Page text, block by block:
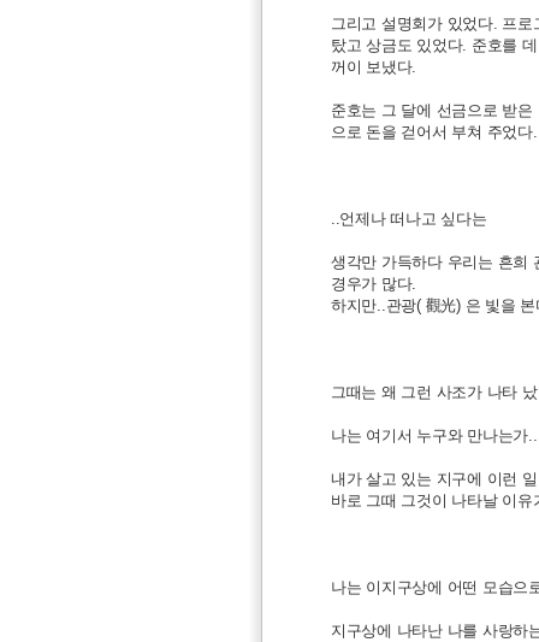
그리고 설명회가 있었다. 프
탔고 상금도 있었다. 준호를
꺼이 보냈다.
준호는 그 달에 선금으로 받
으로 돈을 걷어서 부쳐 주었
..언제나 떠나고 싶다는
생각만 가득하다 우리는 흔희
경우가 많다.
하지만..관광( 觀光) 은 빛을
그때는 왜 그런 사조가 나타
나는 여기서 누구와 만나는가..
내가 살고 있는 지구에 이런
바로 그때 그것이 나타날 이유
나는 이지구상에 어떤 모습으
지구상에 나타난 나를 사랑하